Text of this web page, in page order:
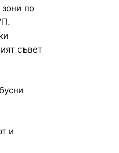
по
съвет
и